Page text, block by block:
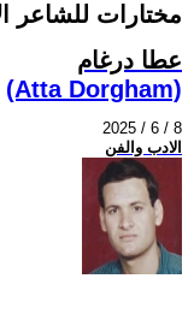
مختارات للشاعر
عطا درغام
(Atta Dorgham)
2025 / 6 / 8
الادب والفن